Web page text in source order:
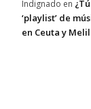
Indignado en
‘playlist’ de
en Ceuta y